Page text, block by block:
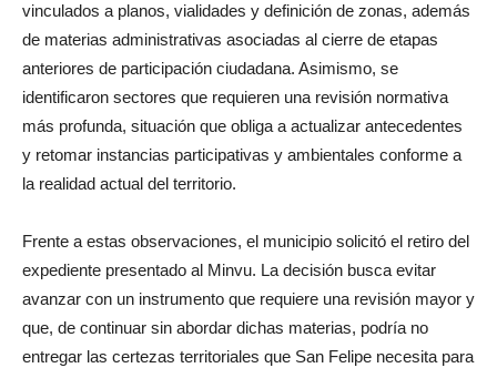
vinculados a planos, vialidades y definición de zonas, además
de materias administrativas asociadas al cierre de etapas
anteriores de participación ciudadana. Asimismo, se
identificaron sectores que requieren una revisión normativa
más profunda, situación que obliga a actualizar antecedentes
y retomar instancias participativas y ambientales conforme a
la realidad actual del territorio.
Frente a estas observaciones, el municipio solicitó el retiro del
expediente presentado al Minvu. La decisión busca evitar
avanzar con un instrumento que requiere una revisión mayor y
que, de continuar sin abordar dichas materias, podría no
entregar las certezas territoriales que San Felipe necesita para